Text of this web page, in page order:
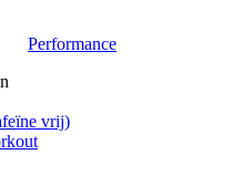
Performance
vrij)